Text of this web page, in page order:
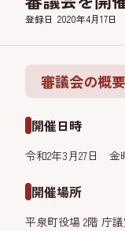
登録日 2020年4月17日
審議会の概要
開催日時
令和2年3月27日
開催場所
平泉町役場 2階 庁